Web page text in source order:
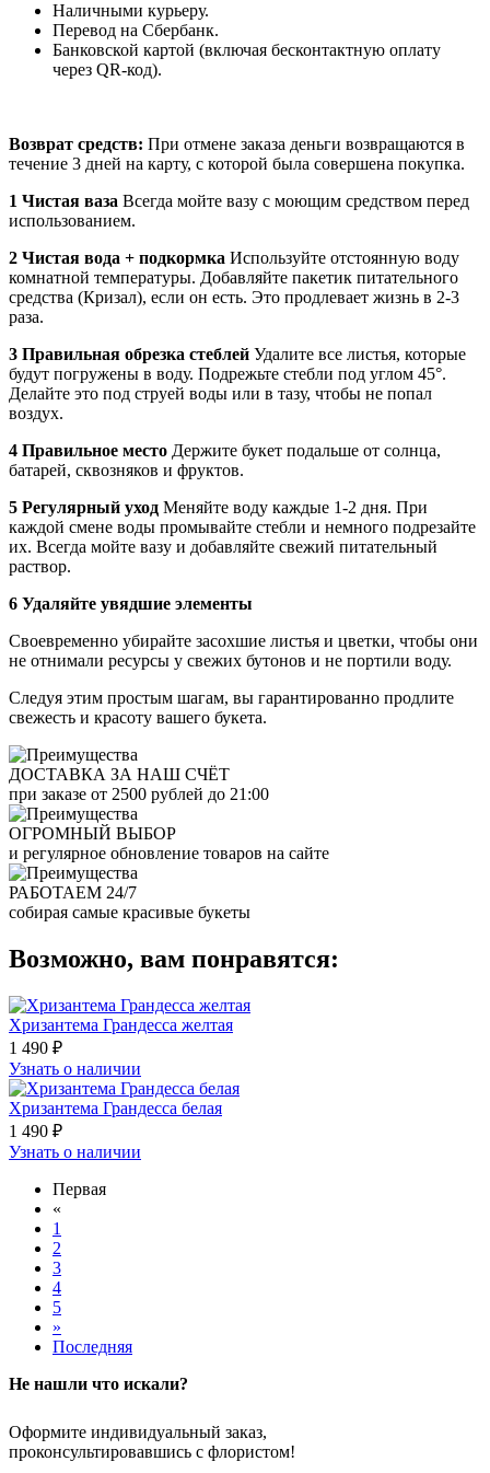
Наличными курьеру.
Перевод на Сбербанк.
Банковской картой (включая бесконтактную оплату
через QR-код).
Возврат средств: При отмене заказа деньги возвращаются в
течение 3 дней на карту, с которой была совершена покупка.
1 Чистая ваза Всегда мойте вазу с моющим средством перед
использованием.
2 Чистая вода + подкормка Используйте отстоянную воду
комнатной температуры. Добавляйте пакетик питательного
средства (Кризал), если он есть. Это продлевает жизнь в 2-3
раза.
3 Правильная обрезка стеблей Удалите все листья, которые
будут погружены в воду. Подрежьте стебли под углом 45°.
Делайте это под струей воды или в тазу, чтобы не попал
воздух.
4 Правильное место Держите букет подальше от солнца,
батарей, сквозняков и фруктов.
5 Регулярный уход Меняйте воду каждые 1-2 дня. При
каждой смене воды промывайте стебли и немного подрезайте
их. Всегда мойте вазу и добавляйте свежий питательный
раствор.
6 Удаляйте увядшие элементы
Своевременно убирайте засохшие листья и цветки, чтобы они
не отнимали ресурсы у свежих бутонов и не портили воду.
Следуя этим простым шагам, вы гарантированно продлите
свежесть и красоту вашего букета.
ДОСТАВКА ЗА НАШ СЧЁТ
при заказе от 2500 рублей до 21:00
ОГРОМНЫЙ ВЫБОР
и регулярное обновление товаров на сайте
РАБОТАЕМ 24/7
собирая самые красивые букеты
Возможно, вам понравятся:
Хризантема Грандесса желтая
1 490 ₽
Узнать о наличии
Хризантема Грандесса белая
1 490 ₽
Узнать о наличии
Первая
«
1
2
3
4
5
»
Последняя
Не нашли что искали?
Оформите индивидуальный заказ,
проконсультировавшись с флористом!